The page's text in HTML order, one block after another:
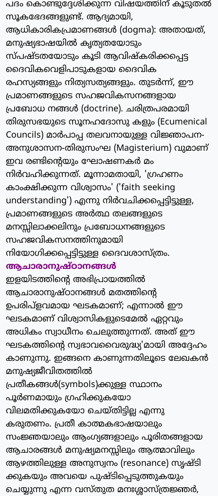
പദം കൊണ്ടുദ്ദേശിക്കുന്ന വിഷയത്തിന് കൂടുതല്‍
സൂകഭേദങ്ങളുണ്ട്. ആദ്യമായി,
ആധികാരികപ്രമാണങ്ങള്‍ (dogma): അതായത്,
മനുഷ്യഭാഷയില്‍ കൃത്യതയോടും
സ്പഷ്ടതയോടും കൂടി ആവിഷ്‌കരിക്കപ്പെട്ട
ദൈവികവെളിപാടുകളായ ദൈവിക
രഹസ്യങ്ങളും നിത്യസത്യങ്ങളും. തുടര്‍ന്ന്, ഈ
പ്രമാണങ്ങളുടെ സഹജവികസനങ്ങളായ
പ്രബോധ നങ്ങള്‍ (doctrine). ചരിത്രപരമായി
തിരുസഭയുടെ സൂനഹദോസു കളും (Ecumenical
Councils) മാര്‍പാപ്പ തലവനായുള്ള വിജ്ഞാപന-
അനുശാസന-തിരുസംഘ (Magisterium) വുമാണ്
ഇവ രണ്ടിന്റെയും ഘോഷണകര്‍ മം
നിര്‍വഹിക്കുന്നത്. മൂന്നാമതായി, 'ഗ്രഹണം
കാംക്ഷിക്കുന്ന വിശ്വാസം' ('faith seeking
understanding') എന്നു നിര്‍വചിക്കപ്പെട്ടിട്ടുള്ള,
പ്രമാണങ്ങളുടെ അര്‍ത്ഥ തലങ്ങളുടെ
മനസ്സിലാക്കലിനും പ്രബോധനങ്ങളുടെ
സഹജവികസനത്തിനുമായി
നിയോഗിക്കപ്പെട്ടിട്ടുള്ള ദൈവശാസ്ത്രം.
ആചാരാനുഷ്ഠാനങ്ങള്‍
ഇളയിടത്തിന്റെ അഭിപ്രായത്തില്‍
ആചാരാനുഷ്ഠാനങ്ങള്‍ മതത്തിന്റെ
ഉപരിപ്‌ളവമായ ഘടകമാണ്; എന്നാല്‍ ഈ
ഘടകമാണ് വിശ്വാസികളുടെമേല്‍ ഏറ്റവും
അധികം സ്വാധീനം ചെലുത്തുന്നത്. അത് ഈ
ഘടകത്തിന്റെ സ്വഭാവവൈരുദ്ധ്യ'മായി അദ്ദേഹം
കാണുന്നു. ഇങ്ങനെ കാണുന്നതിലൂടെ ലേഖകന്‍
മനുഷ്യജീവിതത്തില്‍
പ്രതീകങ്ങള്‍(symbols)ക്കുള്ള സ്ഥാനം
പൂര്‍ണമായും ഗ്രഹിക്കുകയോ
വിലമതിക്കുകയോ ചെയ്തിട്ടില്ല എന്നു
കരുതണം. പ്രതീ കാത്മകഭാഷയാലും
സംജ്ഞയാലും ആംഗ്യങ്ങളാലും പൂരിതങ്ങളായ
ആചാരങ്ങള്‍ മനുഷ്യമനസ്സിലും ആത്മാവിലും
ആഴത്തിലുള്ള അനുസ്വനം (resonance) സൃഷ്ടി
ക്കുകയും അവയെ പുഷ്ടിപ്പെടുത്തുകയും
ചെയ്യുന്നു എന്ന വസ്തുത മനഃശ്ശാസ്ത്രജ്ഞര്‍,